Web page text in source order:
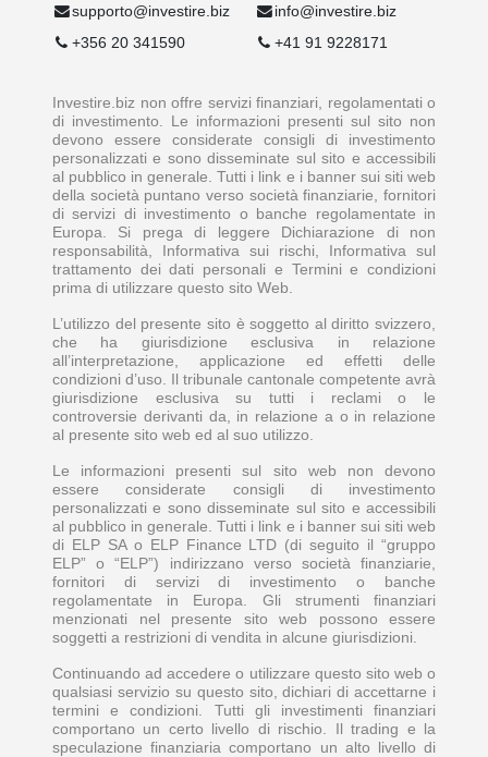
supporto@investire.biz
+356 20 341590
info@investire.biz
+41 91 9228171
Investire.biz non offre servizi finanziari, regolamentati o
di investimento. Le informazioni presenti sul sito non
devono essere considerate consigli di investimento
personalizzati e sono disseminate sul sito e accessibili
al pubblico in generale. Tutti i link e i banner sui siti web
della società puntano verso società finanziarie, fornitori
di servizi di investimento o banche regolamentate in
Europa. Si prega di leggere Dichiarazione di non
responsabilità, Informativa sui rischi, Informativa sul
trattamento dei dati personali e Termini e condizioni
prima di utilizzare questo sito Web.
L’utilizzo del presente sito è soggetto al diritto svizzero,
che ha giurisdizione esclusiva in relazione
all’interpretazione, applicazione ed effetti delle
condizioni d’uso. Il tribunale cantonale competente avrà
giurisdizione esclusiva su tutti i reclami o le
controversie derivanti da, in relazione a o in relazione
al presente sito web ed al suo utilizzo.
Le informazioni presenti sul sito web non devono
essere considerate consigli di investimento
personalizzati e sono disseminate sul sito e accessibili
al pubblico in generale. Tutti i link e i banner sui siti web
di ELP SA o ELP Finance LTD (di seguito il “gruppo
ELP” o “ELP”) indirizzano verso società finanziarie,
fornitori di servizi di investimento o banche
regolamentate in Europa. Gli strumenti finanziari
menzionati nel presente sito web possono essere
soggetti a restrizioni di vendita in alcune giurisdizioni.
Continuando ad accedere o utilizzare questo sito web o
qualsiasi servizio su questo sito, dichiari di accettarne i
termini e condizioni. Tutti gli investimenti finanziari
comportano un certo livello di rischio. Il trading e la
speculazione finanziaria comportano un alto livello di